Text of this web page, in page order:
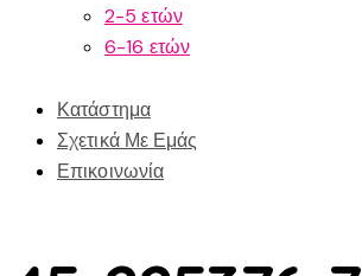
2-5 ετών
6-16 ετών
Κατάστημα
Σχετικά Με Εμάς
Επικοινωνία